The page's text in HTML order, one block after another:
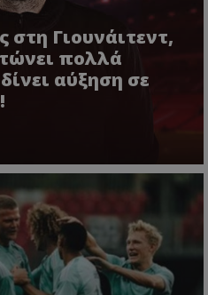
στη Γιουνάιτεντ,
πολλά
αύξηση σε